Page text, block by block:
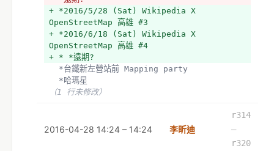
+ *2016/5/28 (Sat) Wikipedia X
OpenStreetMap 高雄 #3
+ *2016/6/18 (Sat) Wikipedia X
OpenStreetMap 高雄 #4
+ * *遠期?
  *台鐵新左營站前 Mapping party
  *哈瑪星
（1 行未修改）
2016-04-28 14:24 – 14:24 李昕迪
r314
–
r320